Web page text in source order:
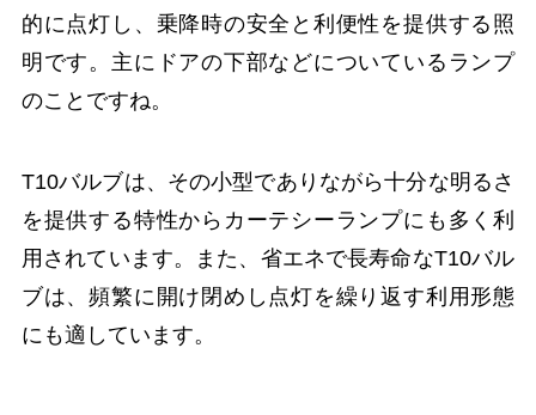
的に点灯し、乗降時の安全と利便性を提供する照
明です。主にドアの下部などについているランプ
のことですね。
T10バルブは、その小型でありながら十分な明るさ
を提供する特性からカーテシーランプにも多く利
用されています。また、省エネで長寿命なT10バル
ブは、頻繁に開け閉めし点灯を繰り返す利用形態
にも適しています。